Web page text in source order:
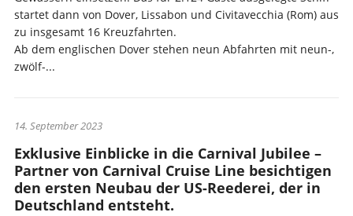
startet dann von Dover, Lissabon und Civitavecchia (Rom) aus
zu insgesamt 16 Kreuzfahrten.
Ab dem englischen Dover stehen neun Abfahrten mit neun-,
zwölf-...
14. September 2023
Exklusive Einblicke in die Carnival Jubilee –
Partner von Carnival Cruise Line besichtigen
den ersten Neubau der US-Reederei, der in
Deutschland entsteht.